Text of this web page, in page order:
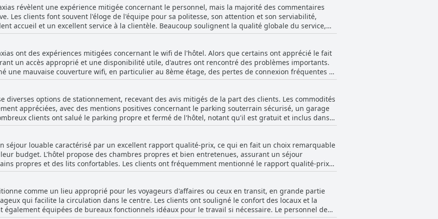
en particulier en ce qui concerne la cohérence des lits et leur entretien.
concernant des serviettes sales, des salles de bains sales et des conditions de moisissure.
des fuites, des odeurs de moisi et des installations désuètes ont encore nui à l'expérience de
positives sur la propreté, la constance de l'entretien semble être un défi récurrent à l'hôtel.
révèlent une expérience mitigée concernant le personnel, mais la majorité des commentaires
Les clients font souvent l'éloge de l'équipe pour sa politesse, son attention et son serviabilité,
accueil et un excellent service à la clientèle. Beaucoup soulignent la qualité globale du service,
organisé et professionnel. Les visiteurs mentionnent souvent le comportement exceptionnel,
certains allant jusqu'à qualifier leurs interactions de parfaites. Cependant, quelques
Une minorité de clients ont rencontré des membres du personnel grincheux ou
les problèmes avec la réception et certains employés spécifiques. Malgré ces remarques
récurrent est celui de la satisfaction et de l'excellent service, particulièrement poignant dans les
et coopératif, ce qui en fait un choix approprié pour ceux qui privilégient un service attentif et
ont des expériences mitigées concernant le wifi de l'hôtel. Alors que certains ont apprécié le fait
un accès approprié et une disponibilité utile, d'autres ont rencontré des problèmes importants.
une mauvaise couverture wifi, en particulier au 8ème étage, des pertes de connexion fréquentes et
ceux qui avaient besoin d'une connexion internet fiable ont trouvé le service inadéquat,
des signaux faibles et des performances constamment médiocres. Dans l'ensemble, bien que le
de nombreux clients ont estimé qu'il nécessitait des améliorations substantielles.
diverses options de stationnement, recevant des avis mitigés de la part des clients. Les commodités
appréciées, avec des mentions positives concernant le parking souterrain sécurisé, un garage
clients ont salué le parking propre et fermé de l'hôtel, notant qu'il est gratuit et inclus dans
sa proximité avec l'entrée principale de l'hôtel
étant pratiques. Malgré ces points positifs, certains avis ont souligné des limitations, telles
de sécurité la nuit. Il existe également des cas où le parking est situé de l'autre côté de la rue sans
Bien que la structure de stationnement soit un avantage notable,
en matière de sécurité suggèrent qu'il y a place à l'amélioration. Quoi qu'il en soit, la
et gratuit reste un avantage important pour de nombreux visiteurs du Tri Hotel Smart Caxias.
séjour louable caractérisé par un excellent rapport qualité-prix, ce qui en fait un choix remarquable
budget. L'hôtel propose des chambres propres et bien entretenues, assurant un séjour
propres et des lits confortables. Les clients ont fréquemment mentionné le rapport qualité-prix
et l'hébergement économique. Bien que certains clients aient noté que les
l'hôtel parvient tout de même à répondre aux attentes générales d'un établissement trois
d'affaires. Le service à l'hôtel reflète une expérience matinale typique d'un trois étoiles, mais
pour son approche humanisée et amicale. De plus, les clients apprécient le parking sécurisé et
ses points à améliorer, la valeur globale de l'hôtel et son
comme un lieu approprié pour les voyageurs d'affaires ou ceux en transit, en grande partie
qui facilite la circulation dans le centre. Les clients ont souligné le confort des locaux et la
équipées de bureaux fonctionnels idéaux pour le travail si nécessaire. Le personnel de